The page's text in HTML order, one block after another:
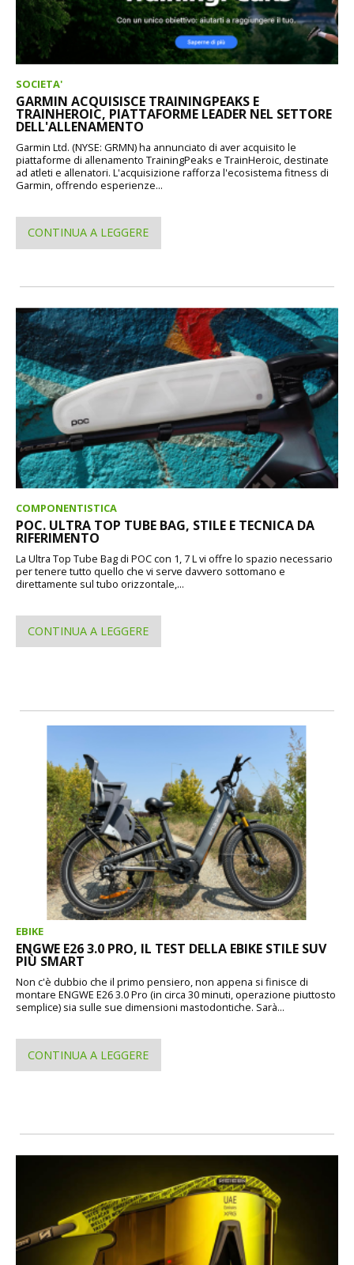
SOCIETA'
GARMIN ACQUISISCE TRAININGPEAKS E
TRAINHEROIC, PIATTAFORME LEADER NEL SETTORE
DELL'ALLENAMENTO
Garmin Ltd. (NYSE: GRMN) ha annunciato di aver acquisito le
piattaforme di allenamento TrainingPeaks e TrainHeroic, destinate
ad atleti e allenatori. L'acquisizione rafforza l'ecosistema fitness di
Garmin, offrendo esperienze...
CONTINUA A LEGGERE
COMPONENTISTICA
POC. ULTRA TOP TUBE BAG, STILE E TECNICA DA
RIFERIMENTO
La Ultra Top Tube Bag di POC con 1, 7 L vi offre lo spazio necessario
per tenere tutto quello che vi serve davvero sottomano e
direttamente sul tubo orizzontale,...
CONTINUA A LEGGERE
EBIKE
ENGWE E26 3.0 PRO, IL TEST DELLA EBIKE STILE SUV
PIÙ SMART
Non c'è dubbio che il primo pensiero, non appena si finisce di
montare ENGWE E26 3.0 Pro (in circa 30 minuti, operazione piuttosto
semplice) sia sulle sue dimensioni mastodontiche. Sarà...
CONTINUA A LEGGERE